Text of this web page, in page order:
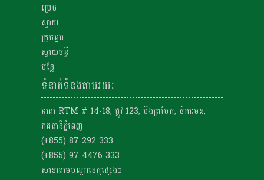
ម្រេច
ស្វាយ
ក្រូចឆ្មារ
ស្វាយចន្ទី
បន្លែ
ទំនាក់ទំនងតាមរយៈ
អាគា RTM # 14-18, ផ្លូវ 123, បឹងត្របែក, ចំការមន,
រាជធានីភ្នំពេញ
(+855) 87 292 333
(+855) 97 4476 333
សាខាតាមបណ្តាខេត្តផ្សេងៗ